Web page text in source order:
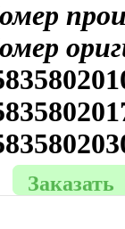
Заказать